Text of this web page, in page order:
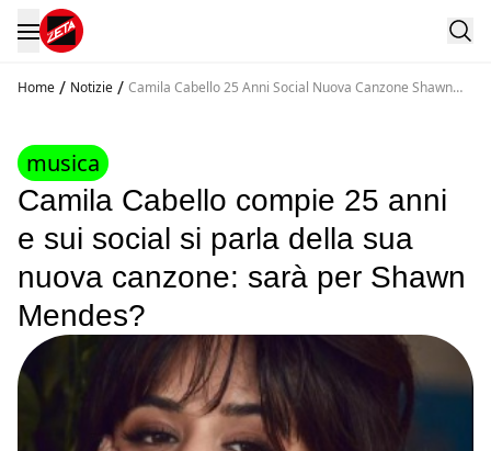
Home / Notizie / Camila Cabello 25 Anni Social Nuova Canzone Shawn
musica
Camila Cabello compie 25 anni
e sui social si parla della sua
nuova canzone: sarà per Shawn
Mendes?